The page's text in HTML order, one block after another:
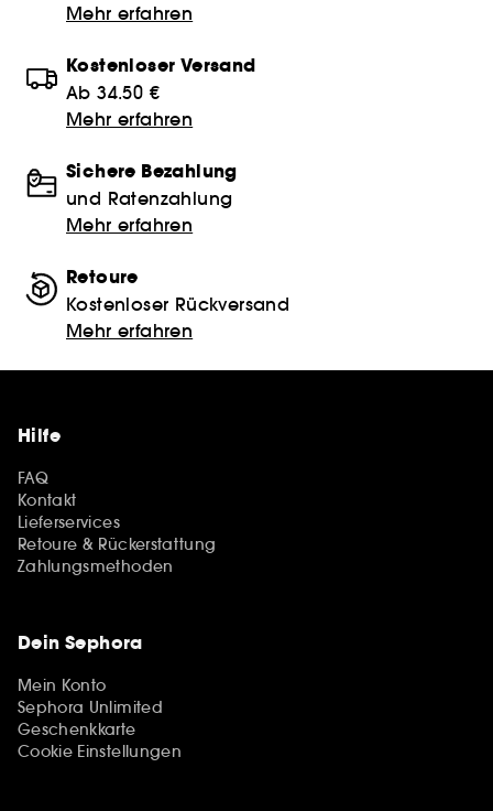
Mehr erfahren
Kostenloser Versand
Ab 34.50 €
Mehr erfahren
Sichere Bezahlung
und Ratenzahlung
Mehr erfahren
Retoure
Kostenloser Rückversand
Mehr erfahren
Hilfe
FAQ
Kontakt
Lieferservices
Retoure & Rückerstattung
Zahlungsmethoden
Dein Sephora
Mein Konto
Sephora Unlimited
Geschenkkarte
Cookie Einstellungen